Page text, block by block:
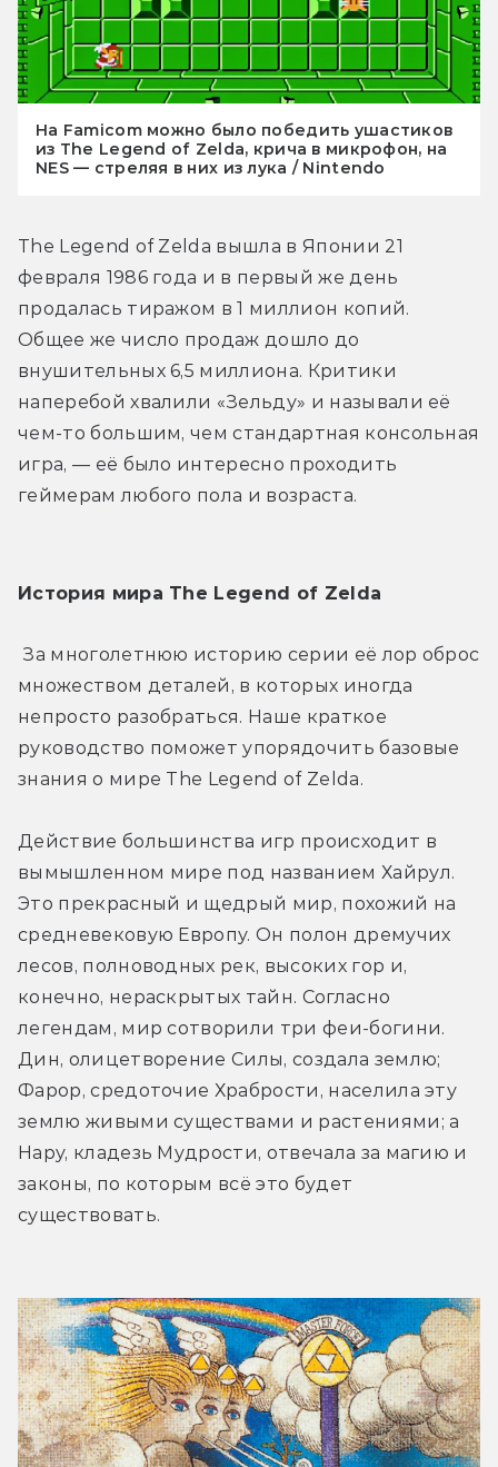
На Famicom можно было победить ушастиков
из The Legend of Zelda, крича в микрофон, на
NES — стреляя в них из лука / Nintendo
The Legend of Zelda вышла в Японии 21
февраля 1986 года и в первый же день
продалась тиражом в 1 миллион копий.
Общее же число продаж дошло до
внушительных 6,5 миллиона. Критики
наперебой хвалили «Зельду» и называли её
чем-то большим, чем стандартная консольная
игра, — её было интересно проходить
геймерам любого пола и возраста.
История мира The Legend of Zelda
За многолетнюю историю серии её лор оброс
множеством деталей, в которых иногда
непросто разобраться. Наше краткое
руководство поможет упорядочить базовые
знания о мире The Legend of Zelda.
Действие большинства игр происходит в
вымышленном мире под названием Хайрул.
Это прекрасный и щедрый мир, похожий на
средневековую Европу. Он полон дремучих
лесов, полноводных рек, высоких гор и,
конечно, нераскрытых тайн. Согласно
легендам, мир сотворили три феи-богини.
Дин, олицетворение Силы, создала землю;
Фарор, средоточие Храбрости, населила эту
землю живыми существами и растениями; а
Нару, кладезь Мудрости, отвечала за магию и
законы, по которым всё это будет
существовать.